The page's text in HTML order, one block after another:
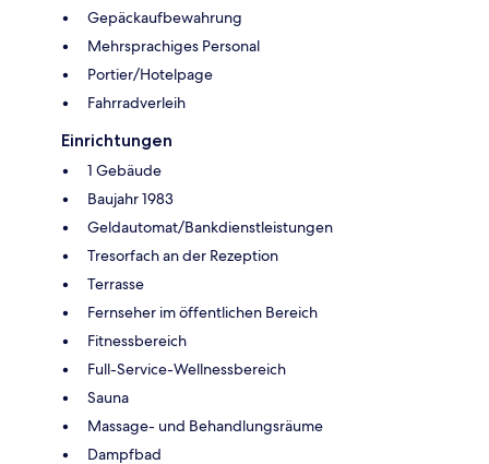
Gepäckaufbewahrung
Mehrsprachiges Personal
Portier/Hotelpage
Fahrradverleih
Einrichtungen
1 Gebäude
Baujahr 1983
Geldautomat/Bankdienstleistungen
Tresorfach an der Rezeption
Terrasse
Fernseher im öffentlichen Bereich
Fitnessbereich
Full-Service-Wellnessbereich
Sauna
Massage- und Behandlungsräume
Dampfbad